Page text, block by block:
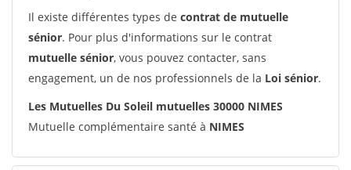
Il existe différentes types de contrat de mutuelle
sénior. Pour plus d'informations sur le contrat
mutuelle sénior, vous pouvez contacter, sans
engagement, un de nos professionnels de la Loi sénior.
Les Mutuelles Du Soleil mutuelles 30000 NIMES
Mutuelle complémentaire santé à NIMES